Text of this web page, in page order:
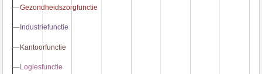
Gezondheidszorgfunctie
Gezondheidszorgfunctie
Industriefunctie
Industriefunctie
Kantoorfunctie
Kantoorfunctie
Logiesfunctie
Logiesfunctie